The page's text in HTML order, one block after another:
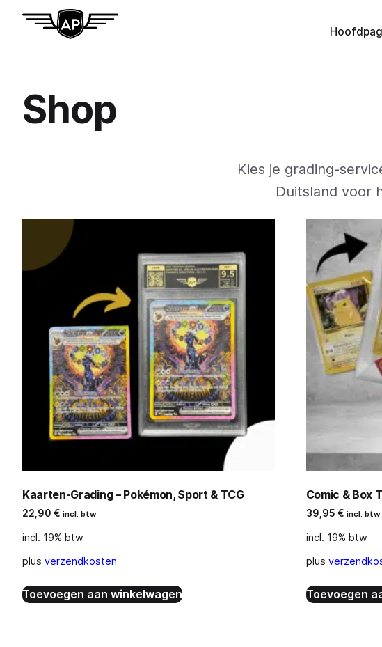
Shop
Kies je grading-
Duitsland voor
Kaarten-Grading – Pokémon, Sport & TCG
22,90 € incl. btw
incl. 19% btw
plus verzendkosten
Toevoegen aan winkelwagen
Comic & Box
39,95 € incl. btw
incl. 19% btw
plus
Toevoegen